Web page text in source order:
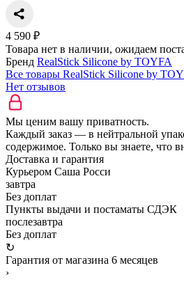
4 590 ₽
Товара нет в наличии, ожидаем
Бренд RealStick Silicone by TOYFA
Все товары RealStick Silicone by
Нет отзывов
Мы ценим вашу приватность.
Каждый заказ — в нейтральной
содержимое. Только вы знаете, что
Доставка и гарантия
Курьером Саша Росси
завтра
Без доплат
Пункты выдачи и постаматы СДЭК
послезавтра
Без доплат
↻
Гарантия от магазина 6 месяцев
›